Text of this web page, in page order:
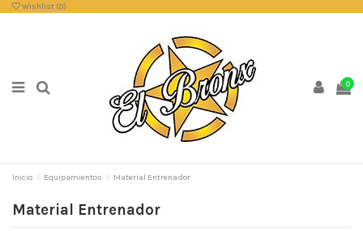
Wishlist (0)
0
Inicio Equipamientos Material Entrenador
Material Entrenador